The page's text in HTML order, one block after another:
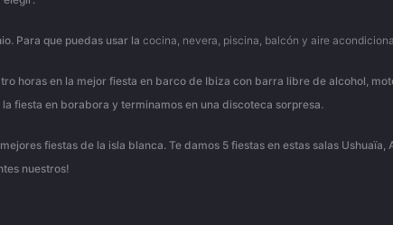
Para que puedas usar la cocina, nevera, piscina, balcón y aire
horas en la mejor fiesta en barco de Ibiza con barra libre de alcohol,
fiesta en borabora y terminamos en una discoteca sorpresa.
fiestas de la isla blanca. Te damos 5 fiestas en estas salas
nuestros!